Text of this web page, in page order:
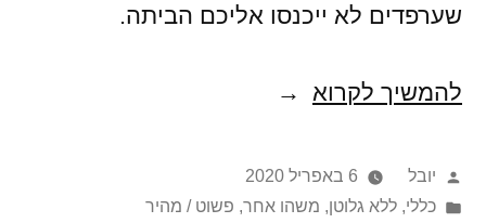
שערפדים לא ייכנסו אליכם הביתה.
להמשיך לקרוא הפתרון
לקורונה
פורסם
על
יובל
6 באפריל 2020
Posted
כללי, ללא גלוטן, משהו אחר, פשוט / מהיר